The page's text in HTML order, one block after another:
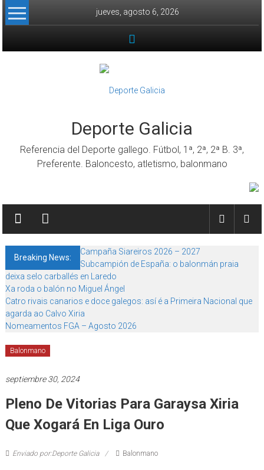
Skip to content
jueves, agosto 6, 2026
Deporte Galicia
Referencia del Deporte gallego. Fútbol, 1ª, 2ª, 2ª B. 3ª,
Preferente. Baloncesto, atletismo, balonmano
Breaking News:
Campaña Siareiros 2026 – 2027
Subcampión de España: o balonmán praia
deixa selo carballés en Laredo
Xa roda o balón no Miguel Ángel
Catro rivais canarios e doce galegos: así é a Primeira Nacional que
agarda ao Calvo Xiria
Nomeamentos FGA – Agosto 2026
Balonmano
septiembre 30, 2024
Pleno De Vitorias Para Garaysa Xiria
Que Xogará En Liga Ouro
Enviado por:Deporte Galicia Balonmano